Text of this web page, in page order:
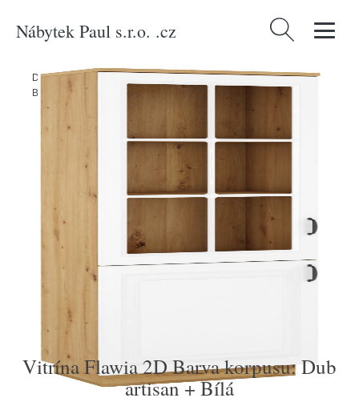
Nábytek Paul s.r.o. .cz Vyhledávání
Domů/ Nábytek do obývacího pokoje/Vitrína Flawia 2D
Barva korpusu: Dub artisan + Bílá
Vitrína Flawia 2D Barva korpusu: Dub
artisan + Bílá